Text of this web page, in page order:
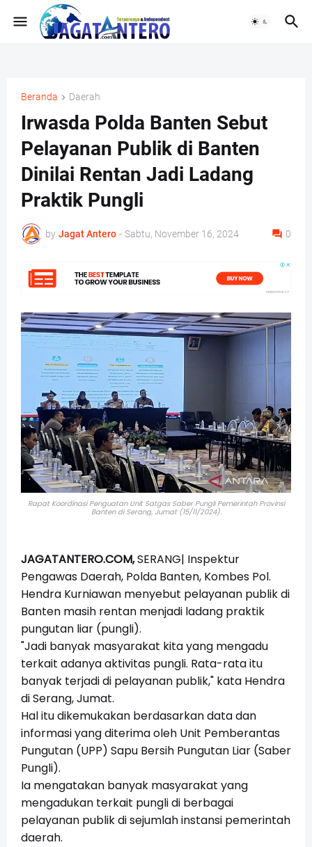
Beranda Daerah
Irwasda Polda Banten Sebut
Pelayanan Publik di Banten
Dinilai Rentan Jadi Ladang
Praktik Pungli
by Jagat Antero - Sabtu, November 16, 2024 0
Rapat Koordinasi Penguatan Unit Satgas Saber Pungli Pemerintah Provinsi
Banten di Serang, Jumat (15/11/2024).
JAGATANTERO.COM,SERANG| Inspektur
Pengawas Daerah, Polda Banten, Kombes Pol.
Hendra Kurniawan menyebut pelayanan publik di
Banten masih rentan menjadi ladang praktik
pungutan liar (pungli).
"Jadi banyak masyarakat kita yang mengadu
terkait adanya aktivitas pungli. Rata-rata itu
banyak terjadi di pelayanan publik," kata Hendra
di Serang, Jumat.
Hal itu dikemukakan berdasarkan data dan
informasi yang diterima oleh Unit Pemberantas
Pungutan (UPP) Sapu Bersih Pungutan Liar (Saber
Pungli).
Ia mengatakan banyak masyarakat yang
mengadukan terkait pungli di berbagai
pelayanan publik di sejumlah instansi pemerintah
daerah.